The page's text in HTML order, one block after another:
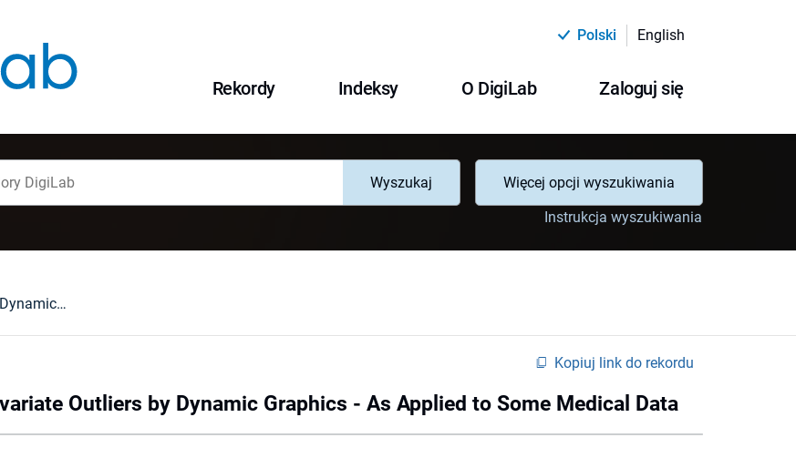
Polski English
Rekordy Indeksy O DigiLab Zaloguj się
Wyszukaj
Więcej opcji wyszukiwania
Instrukcja wyszukiwania
Identifying Multivariate Outliers by Dynamic Graphics - As Applied to Some Medical Data
Kopiuj link do rekordu
Outliers by Dynamic Graphics - As Applied to Some Medical Data